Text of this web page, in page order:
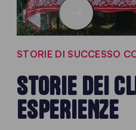
STORIE DI SUCCESSO
STORIE DEI
ESPERIENZE